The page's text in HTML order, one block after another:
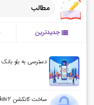
مطالب
جدیدترین
دسترسی به بلو بانک
ساخت کانکشن ikev2 در اندروید 9 به بالا